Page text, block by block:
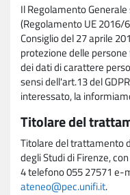
Il Regolamento
(Regolamento UE 2016/
Consiglio del 27 aprile
protezione delle
dei dati di carattere
sensi dell'art.13 del
interessato, la
Titolare del
Titolare del trattamento
degli Studi di Firenze,
4 telefono 055 27571 e-
ateneo@pec.unifi.it.